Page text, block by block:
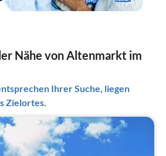
Nähe von Altenmarkt im
Ihrer Suche, liegen
Zielortes.